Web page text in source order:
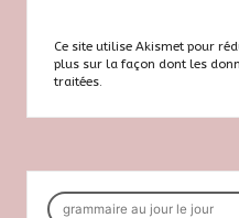
Ce site utilise Akismet pour
plus sur la façon dont les
traitées.
Rechercher